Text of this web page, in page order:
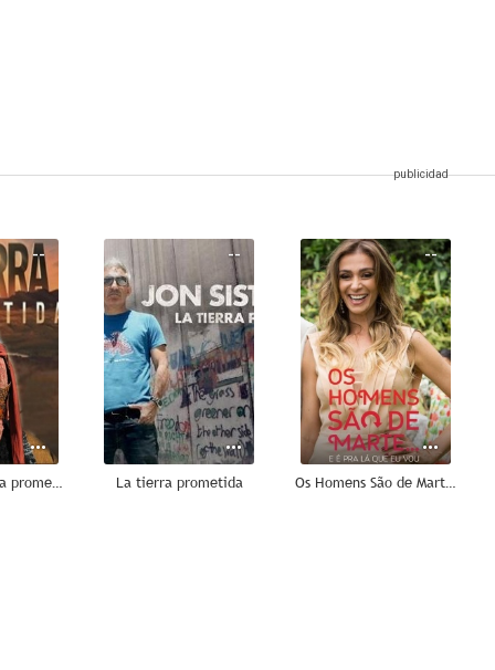
--
Josué y la tierra prometida
--
La tierra prometida
--
Os Homens São de Marte... E é pra Lá que Eu Vou